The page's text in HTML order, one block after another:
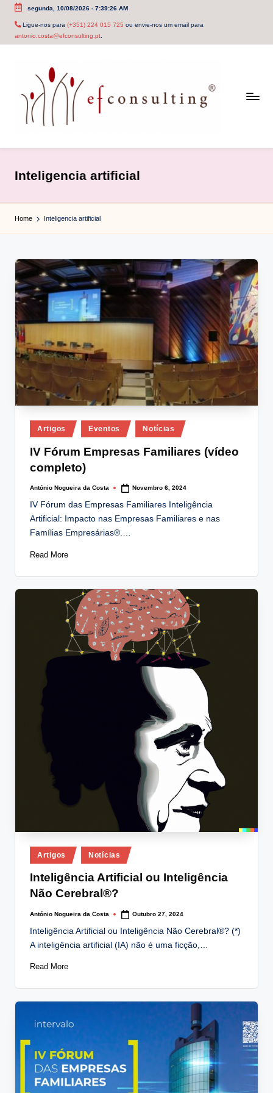
Skip
segunda, 10/08/2026- 7:39:27 AM
Ligue-nos para (+351) 224 015 725 ou envie-nos um email para
antonio.costa@efconsulting.pt.
c
o
n
u
lt
i
n
g
.
p
t
Inteligencia artificial
Home Inteligencia artificial
Posted
in
Artigos Eventos Notícias
IV Fórum Empresas Familiares (vídeo
completo)
Posted
António Nogueira da Costa Novembro 6, 2024
IV Fórum das Empresas Familiares Inteligência
Artificial: Impacto nas Empresas Familiares e nas
Famílias Empresárias®.…
Read More
Posted
in
Artigos Notícias
Inteligência Artificial ou Inteligência
Não Cerebral®?
Posted
António Nogueira da Costa Outubro 27, 2024
Inteligência Artificial ou Inteligência Não Cerebral®? (*)
A inteligência artificial (IA) não é uma ficção,…
Read More